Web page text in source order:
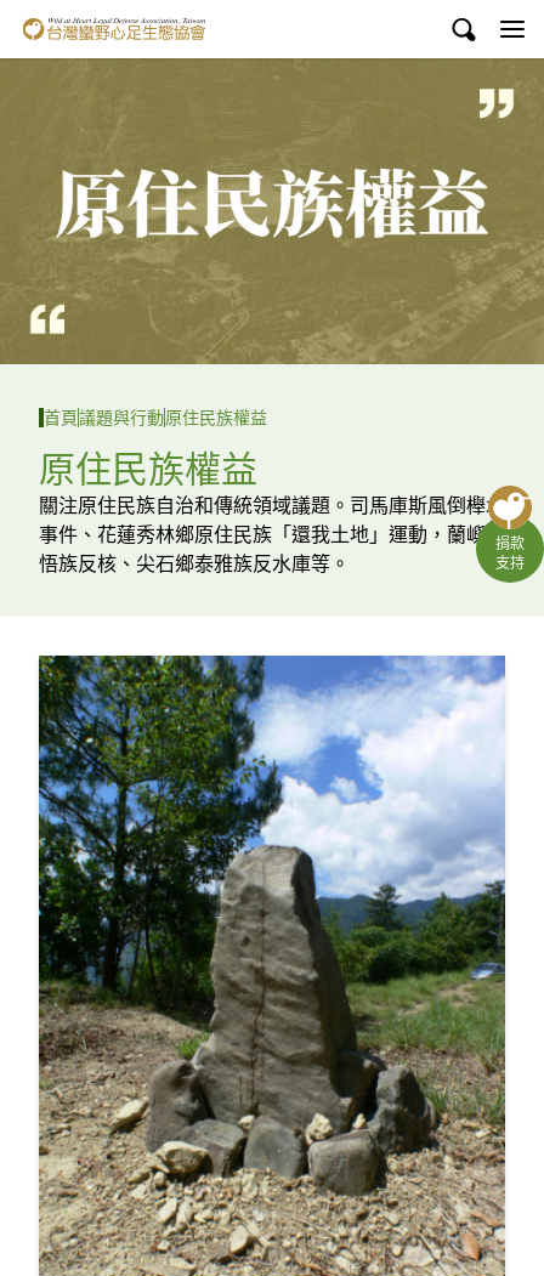
台灣蠻野心足生態協會
議題與行動
環境教育
白海豚媽祖宮
支持蠻野
English
臉書
YouTube
捐款
支持
首頁議題與行動原住民族權益
原住民族權益
關注原住民族自治和傳統領域議題。司馬庫斯風倒櫸木
事件、花蓮秀林鄉原住民族「還我土地」運動，蘭嶼達
悟族反核、尖石鄉泰雅族反水庫等。